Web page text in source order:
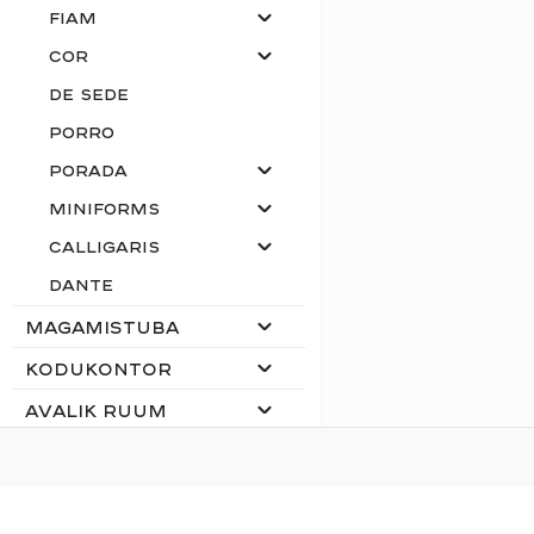
Fiam
Cor
de Sede
Porro
Porada
Miniforms
Calligaris
Dante
Magamistuba
Kodukontor
Avalik ruum